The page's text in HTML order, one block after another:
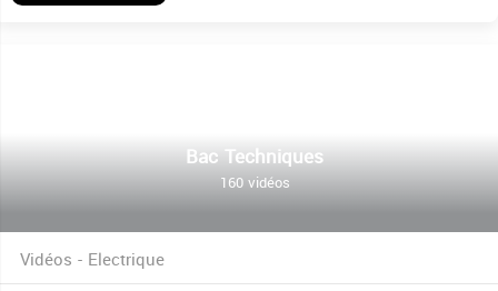
Bac Techniques
160 vidéos
Vidéos - Electrique